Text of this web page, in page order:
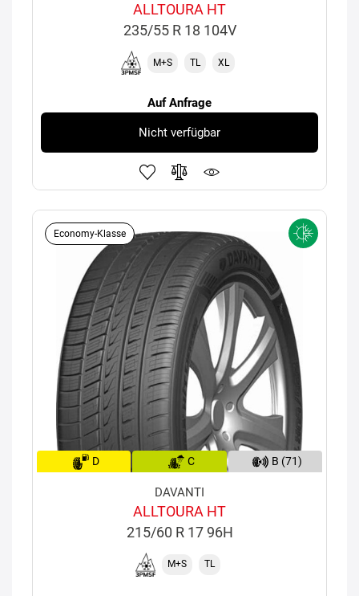
ALLTOURA HT
235/55 R 18 104V
M+S TL XL
Auf Anfrage
Nicht verfügbar
Economy-Klasse
D C B (71)
DAVANTI
ALLTOURA HT
215/60 R 17 96H
M+S TL